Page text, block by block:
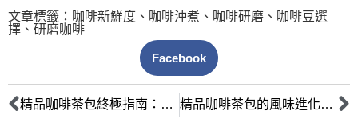
文章標籤： 咖啡新鮮度 、 咖啡沖煮 、 咖啡研磨 、 咖啡豆選
擇 、 研磨咖啡
Facebook
精品咖啡茶包終極指南：快速享受高品質咖啡的祕密 精品咖啡茶包的風味進化：專家解密媲美手沖的沖煮技巧